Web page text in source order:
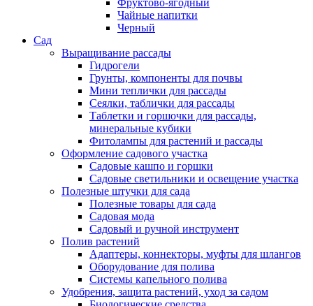
Фруктово-ягодный
Чайные напитки
Черный
Сад
Выращивание рассады
Гидрогели
Грунты, компоненты для почвы
Мини теплички для рассады
Сеялки, таблички для рассады
Таблетки и горшочки для рассады,
минеральные кубики
Фитолампы для растений и рассады
Оформление садового участка
Садовые кашпо и горшки
Садовые светильники и освещение участка
Полезные штучки для сада
Полезные товары для сада
Садовая мода
Садовый и ручной инструмент
Полив растений
Адаптеры, коннекторы, муфты для шлангов
Оборудование для полива
Системы капельного полива
Удобрения, защита растений, уход за садом